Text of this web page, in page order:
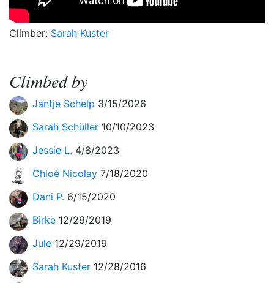
Climber: Sarah Kuster
Climbed by
Jantje Schelp 3/15/2026
Sarah Schüller 10/10/2023
Jessie L. 4/8/2023
Chloé Nicolay 7/18/2020
Dani P. 6/15/2020
Birke 12/29/2019
Jule 12/29/2019
Sarah Kuster 12/28/2016